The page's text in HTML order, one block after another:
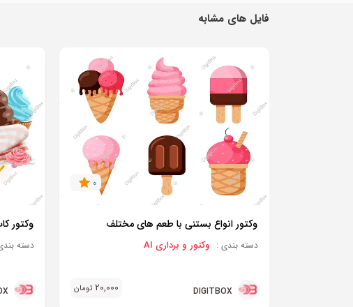
فایل های مشابه
0
وکتور انواع بستنی با طعم های مختلف
دسته بندی : وکتور و برداری AI
DIGITBOX
20,000 تومان
وکتور
دسته